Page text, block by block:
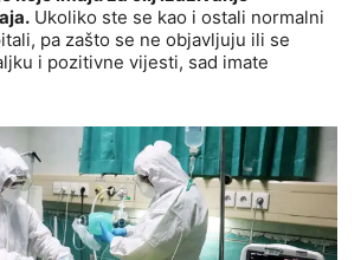
Ukoliko ste se kao i ostali normalni
pa zašto se ne objavljuju ili se
i pozitivne vijesti, sad imate